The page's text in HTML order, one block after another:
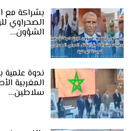
بشراكة مع
الصحراوي
الشؤون…
ندوة
المغربية
سلاطين…